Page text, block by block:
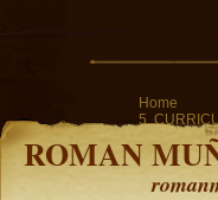
Home
5.
ROMAN